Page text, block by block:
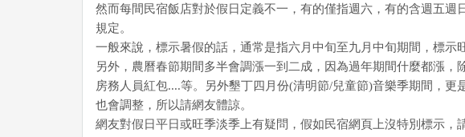
然而每間民宿飯店對於假日定義不一，有的僅指週六，有的含週五
規定。
一般來說，標示暑假的話，通常是指六月中旬至九月中旬期間，標示
另外，農曆春節期間多半會調漲一到二成，因為過年期間什麼都漲
房務人員紅包....等。另外墾丁四月份(清明節/兒童節)音樂季期間，
也會調整，所以請網友體諒。
網友對假日平日或旺季淡季上有疑問，假如民宿網頁上沒特別標示，